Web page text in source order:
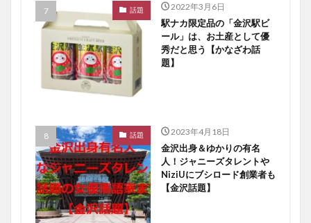
話題 2022年3月6日
駅ナカ限定品の「金沢駅ビ
ール」は、お土産として優
秀だと思う【かなざわ話
題】
話題 2023年4月18日
金沢出身＆ゆかりの有名
人！ジャニーズタレントや
NiziUにブシロード創業者も
【金沢話題】